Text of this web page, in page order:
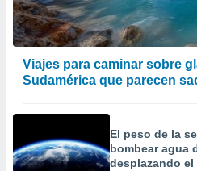
Viajes para caminar sobre
Sudamérica que parecen
El peso de la
bombear agua
desplazando